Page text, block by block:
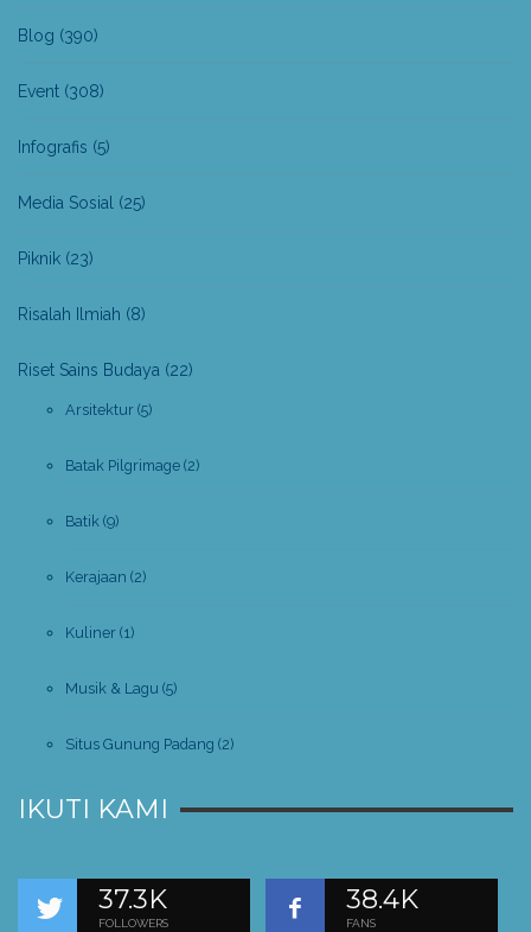
Blog (390)
Event (308)
Infografis (5)
Media Sosial (25)
Piknik (23)
Risalah Ilmiah (8)
Riset Sains Budaya (22)
Arsitektur (5)
Batak Pilgrimage (2)
Batik (9)
Kerajaan (2)
Kuliner (1)
Musik & Lagu (5)
Situs Gunung Padang (2)
IKUTI KAMI
37.3K
FOLLOWERS
38.4K
FANS